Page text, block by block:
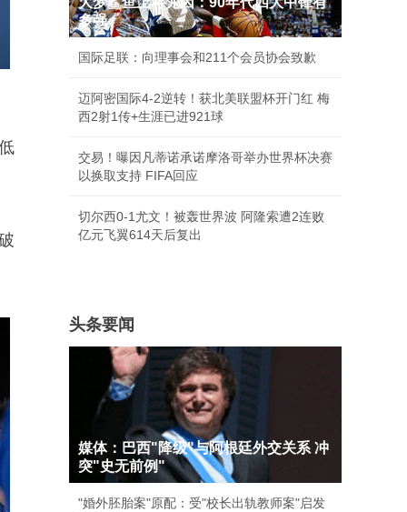
多强
国际足联：向理事会和211个会员协会致歉
迈阿密国际4-2逆转！获北美联盟杯开门红 梅
西2射1传+生涯已进921球
交易！曝因凡蒂诺承诺摩洛哥举办世界杯决赛
以换取支持 FIFA回应
切尔西0-1尤文！被轰世界波 阿隆索遭2连败
亿元飞翼614天后复出
头条要闻
媒体：巴西"降级"与阿根廷外交关系 冲
突"史无前例"
"婚外胚胎案"原配：受"校长出轨教师案"启发